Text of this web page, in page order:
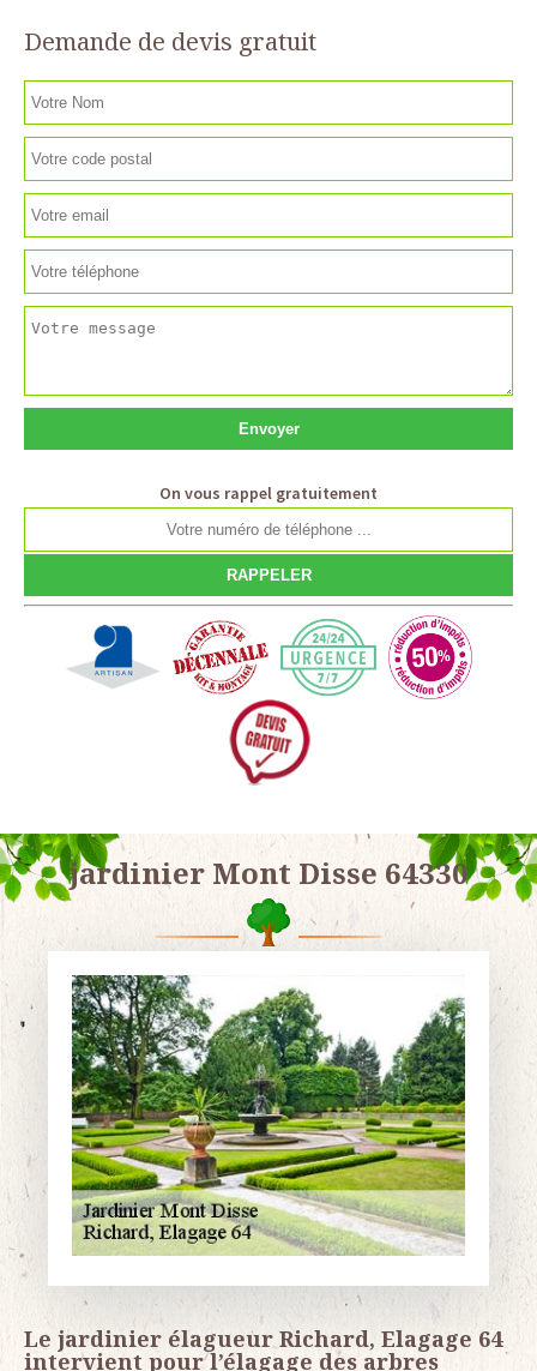
Demande de devis gratuit
On vous rappel gratuitement
jardinier Mont Disse 64330
Le jardinier élagueur Richard, Elagage 64
intervient pour l’élagage des arbres